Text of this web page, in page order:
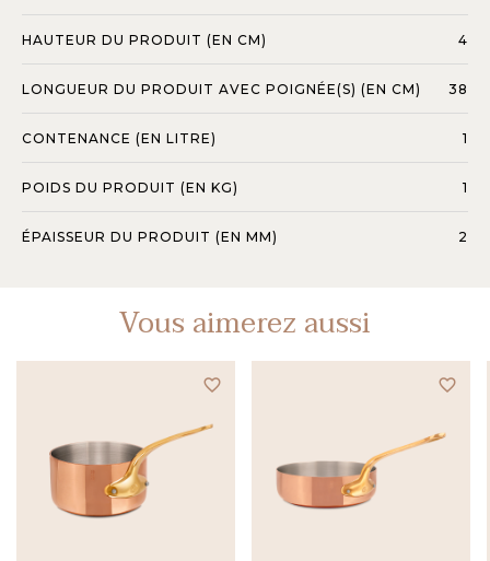
HAUTEUR DU PRODUIT (EN CM) 4
LONGUEUR DU PRODUIT AVEC POIGNÉE(S) (EN CM) 38
CONTENANCE (EN LITRE) 1
POIDS DU PRODUIT (EN KG) 1
ÉPAISSEUR DU PRODUIT (EN MM) 2
Vous aimerez aussi
favorite_border favorite_border